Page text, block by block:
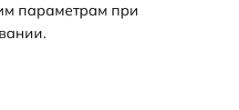
параметрам при